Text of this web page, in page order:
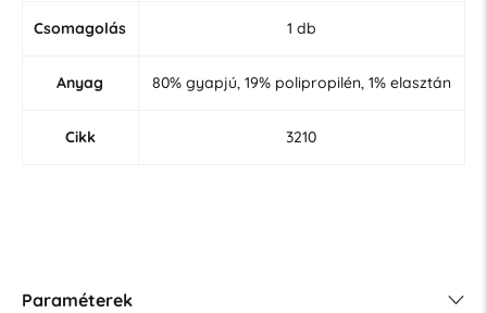
Csomagolás 1 db
Anyag 80% gyapjú, 19% polipropilén, 1% elasztán
Cikk 3210
Paraméterek